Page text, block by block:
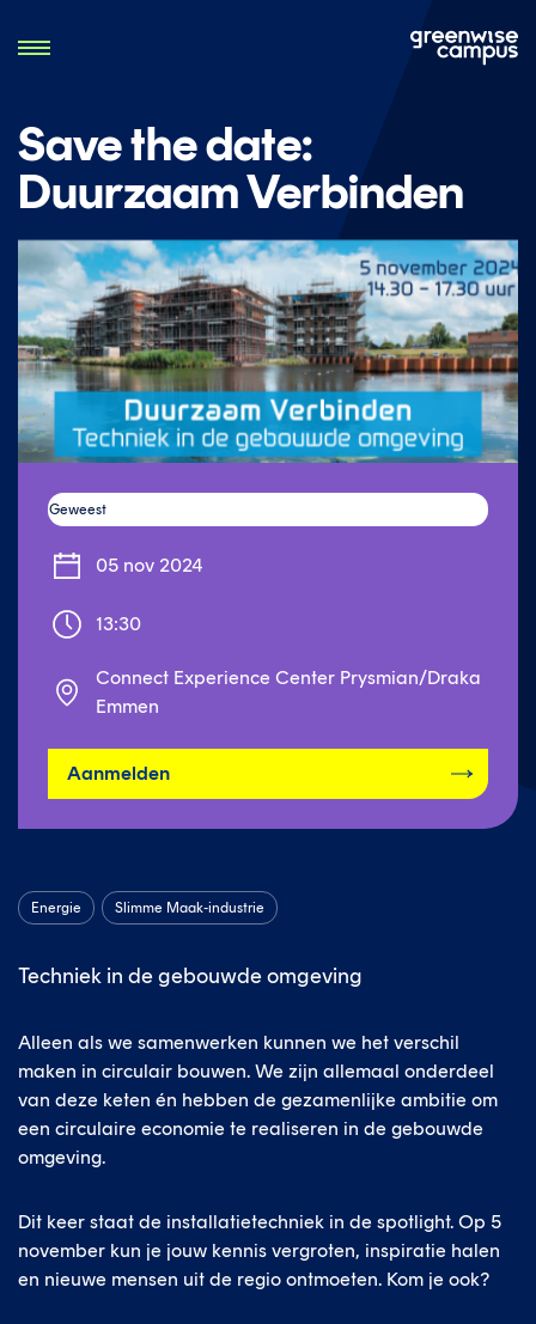
Save the date:
Duurzaam Verbinden
Geweest
05 nov 2024
13:30
Connect Experience Center Prysmian/Draka
Emmen
Aanmelden
Energie Slimme Maak-industrie
Techniek in de gebouwde omgeving
Alleen als we samenwerken kunnen we het verschil
maken in circulair bouwen. We zijn allemaal onderdeel
van deze keten én hebben de gezamenlijke ambitie om
een circulaire economie te realiseren in de gebouwde
omgeving.
Dit keer staat de installatietechniek in de spotlight. Op 5
november kun je jouw kennis vergroten, inspiratie halen
en nieuwe mensen uit de regio ontmoeten. Kom je ook?